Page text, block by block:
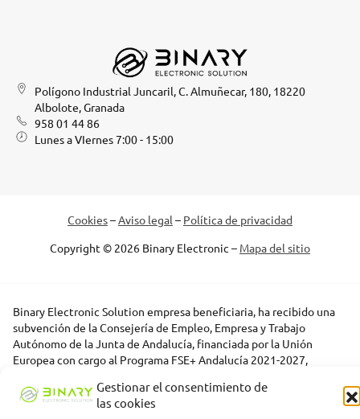
Gestionar el consentimiento de
las cookies
Polígono Industrial Juncaril, C. Almuñecar, 180, 18220
Albolote, Granada
958 01 44 86
Lunes a VIernes 7:00 - 15:00
Cookies–Aviso legal – Política de privacidad
Copyright © 2026 Binary Electronic – Mapa del sitio
Binary Electronic Solution empresa beneficiaria, ha recibido una
subvención de la Consejería de Empleo, Empresa y Trabajo
Autónomo de la Junta de Andalucía, financiada por la Unión
Europea con cargo al Programa FSE+ Andalucía 2021-2027,
fomento de la contratación en el ámbito de la Comunidad
Autónoma de Andalucía. Línea 2. Incentivo a la segunda o